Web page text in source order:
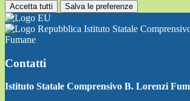
Accetta tutti Salva le preferenze
Istituto Statale
Fumane
Contatti
Istituto Statale Comprensivo B. Lorenzi